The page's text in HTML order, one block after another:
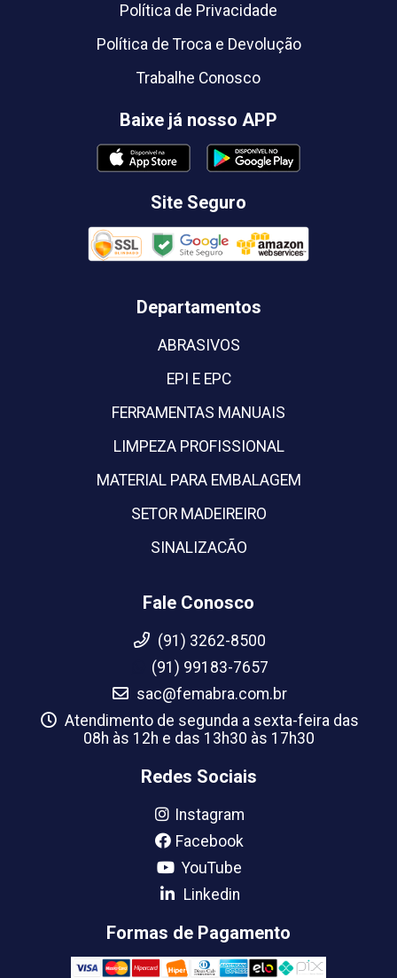
Política de Privacidade
Política de Troca e Devolução
Trabalhe Conosco
Baixe já nosso APP
Site Seguro
Departamentos
ABRASIVOS
EPI E EPC
FERRAMENTAS MANUAIS
LIMPEZA PROFISSIONAL
MATERIAL PARA EMBALAGEM
SETOR MADEIREIRO
SINALIZACÃO
Fale Conosco
(91) 3262-8500
(91) 99183-7657
sac@femabra.com.br
Atendimento de segunda a sexta-feira das
08h às 12h e das 13h30 às 17h30
Redes Sociais
Instagram
Facebook
YouTube
Linkedin
Formas de Pagamento